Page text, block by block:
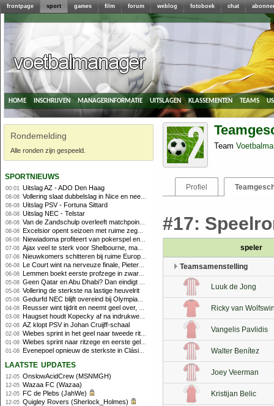
frontpage sport games film forum weblog fotoboek chat
home inschrijven managerinformatie uitslagen klassementen teams
Rondemelding
Alle ronden zijn gespeeld.
sportnieuws
00:01 Uitslag AZ - ADO Den Haag
08-08 Vollering slaat dubbelslag in Nice en neemt geel over
08-08 Uitslag PSV - Fortuna Sittard
08-08 Uitslag NEC - Telstar
08-08 Van de Zandschulp overleeft matchpoints, ook Griekspoor verder in Montreal
08-08 Excelsior opent seizoen met ruime zege op promovendus Cambuur
08-08 Niewiadoma profiteert van pokerspel en grijpt geel op Ventoux
07-08 Ajax veel te sterk voor Shelbourne, maar houdt schade beperkt
07-08 Nieuwkomers schitteren bij ruime Europese zege FC Twente
06-08 Le Court wint na nerveuze finale, Pieterse derde
06-08 Lemmen boekt eerste profzege in zware Ronde van Polen-rit
05-08 Geen Qatar en Abu Dhabi? Dan eindigt Formule 1-seizoen mogelijk in Europa
05-08 Vollering de sterkste na lastige heuvelrit
05-08 Gedurfd NEC blijft overeind bij Olympiakos
04-08 Reusser wint tijdrit en neemt geel over, Nooijen knap tweede
03-08 Haugset houdt Kopecky af na indrukwekkende solo van 86 kilometer
02-08 AZ klopt PSV in Johan Cruijff-schaal
02-08 Wiebes sprint in het geel naar tweede ritzege
01-08 Wiebes sprint naar ritzege en eerste gele trui in Tour Femmes
01-08 Evenepoel opnieuw de sterkste in Clásica San Sebastián
laatste updates
12-05 OnslowAcidCrew (MSNMGH)
12-05 Wazaa FC (Wazaa)
12-05 FC de Plebs (JahWe)
12-05 Quigley Rovers (Sherlock_Holmes)
Team
Profiel
#17:
speler
Teamsamenstelling
Luuk de Jong
Ricky van
Vangelis Pavlidis
Walter Benítez
Joey Veerman
Kristijan Belic